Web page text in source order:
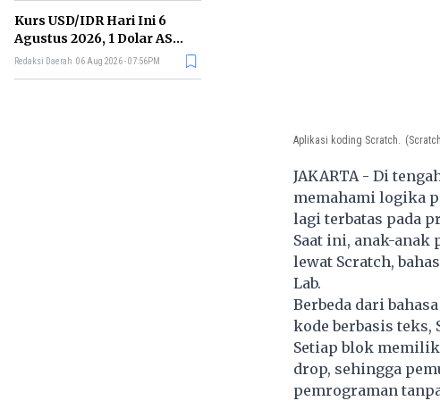
Kurs USD/IDR Hari Ini 6
Agustus 2026, 1 Dolar AS
Kini Berapa Rupiah?
Redaksi Daerah 06 Aug 2026 - 07:56PM
Aplikasi koding Scratch.
JAKARTA - Di
memahami logika
lagi terbatas pada
Saat ini, anak-anak
lewat Scratch,
Lab.
Berbeda dari
kode berbasis teks,
Setiap blok
drop, sehingga
pemrograman